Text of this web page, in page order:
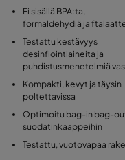
Ei sisällä BPA:ta,
formaldehydiä ja
Testattu kestävyys
desinfiointiaineita ja
puhdistusmenetelmiä
Kompakti, kevyt ja täysin
poltettavissa
Optimoitu bag-in bag-
suodatinkaappeihin
Testattu, vuotovapaa